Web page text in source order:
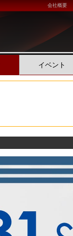
会社概要
イベント